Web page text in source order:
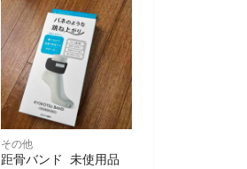
その他
距骨バンド 未使用品